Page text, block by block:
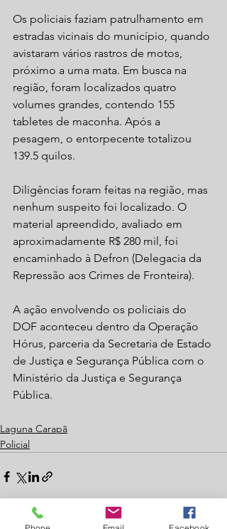
Os policiais faziam patrulhamento em
estradas vicinais do município, quando
avistaram vários rastros de motos,
próximo a uma mata. Em busca na
região, foram localizados quatro
volumes grandes, contendo 155
tabletes de maconha. Após a
pesagem, o entorpecente totalizou
139.5 quilos.
Diligências foram feitas na região, mas
nenhum suspeito foi localizado. O
material apreendido, avaliado em
aproximadamente R$ 280 mil, foi
encaminhado à Defron (Delegacia da
Repressão aos Crimes de Fronteira).
A ação envolvendo os policiais do
DOF aconteceu dentro da Operação
Hórus, parceria da Secretaria de Estado
de Justiça e Segurança Pública com o
Ministério da Justiça e Segurança
Pública.
Laguna Carapã
Policial